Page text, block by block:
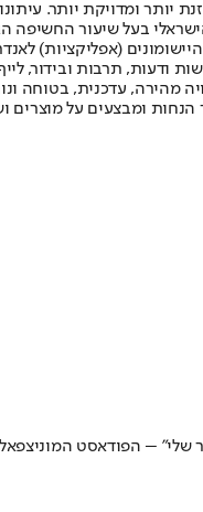
יותר ומדויקת יותר.
ב-30 ביולי 2007, וב-2010 הפך "ישראל
ודעות, תרבות ובידור,
מהירה, עדכנית,
ומבצעים על מוצרים
שלי" – הפודאסט